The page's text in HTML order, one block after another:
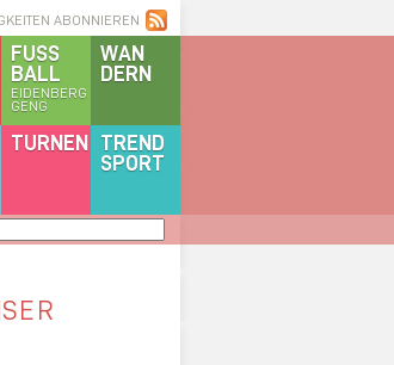
ABONNIEREN
WAN
DERN
FUSS
BALL
EIDENBERG
GENG
TREND
SPORT
TURNEN